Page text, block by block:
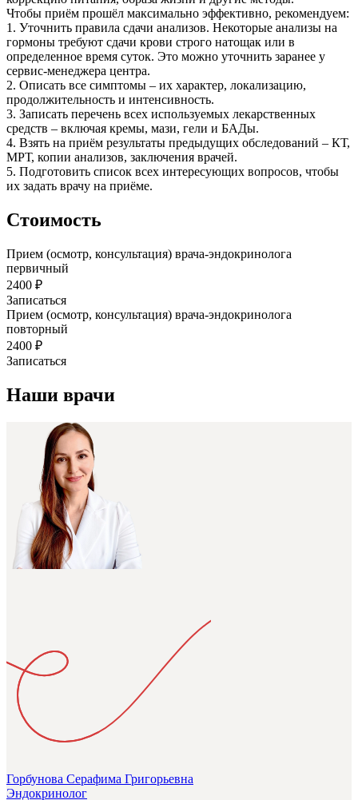
Чтобы приём прошёл максимально эффективно, рекомендуем:
1. Уточнить правила сдачи анализов. Некоторые анализы на
гормоны требуют сдачи крови строго натощак или в
определенное время суток. Это можно уточнить заранее у
сервис-менеджера центра.
2. Описать все симптомы – их характер, локализацию,
продолжительность и интенсивность.
3. Записать перечень всех используемых лекарственных
средств – включая кремы, мази, гели и БАДы.
4. Взять на приём результаты предыдущих обследований – КТ,
МРТ, копии анализов, заключения врачей.
5. Подготовить список всех интересующих вопросов, чтобы
их задать врачу на приёме.
Стоимость
Прием (осмотр, консультация) врача-эндокринолога
первичный
2400 ₽
Записаться
Прием (осмотр, консультация) врача-эндокринолога
повторный
2400 ₽
Записаться
Наши врачи
Горбунова Серафима Григорьевна
Эндокринолог